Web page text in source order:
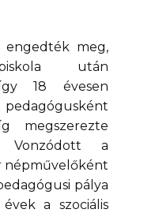
engedték meg,
után
18 évesen
megszerezte
Vonzódott a
népművelőként
pálya
a szociális